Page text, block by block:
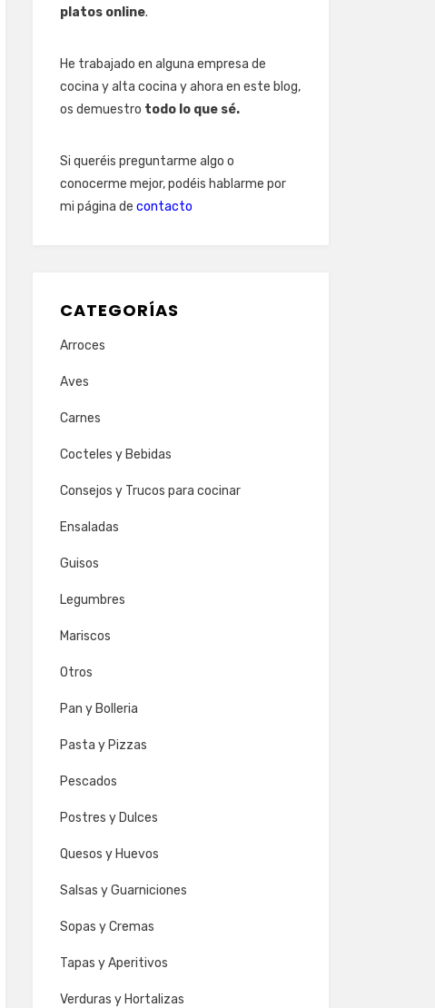
platos online.
He trabajado en alguna empresa de
cocina y alta cocina y ahora en este blog,
os demuestro todo lo que sé.
Si queréis preguntarme algo o
conocerme mejor, podéis hablarme por
mi página de contacto
CATEGORÍAS
Arroces
Aves
Carnes
Cocteles y Bebidas
Consejos y Trucos para cocinar
Ensaladas
Guisos
Legumbres
Mariscos
Otros
Pan y Bolleria
Pasta y Pizzas
Pescados
Postres y Dulces
Quesos y Huevos
Salsas y Guarniciones
Sopas y Cremas
Tapas y Aperitivos
Verduras y Hortalizas